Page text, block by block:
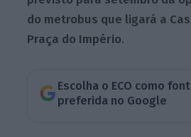
do metrobus que ligará a
Praça do Império.
Escolha o ECO como
preferida no Google